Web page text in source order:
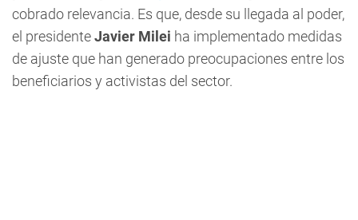
cobrado relevancia. Es que, desde su llegada al poder,
el presidenteJavier Milei ha implementado medidas
de ajuste que han generado preocupaciones entre los
beneficiarios y activistas del sector.